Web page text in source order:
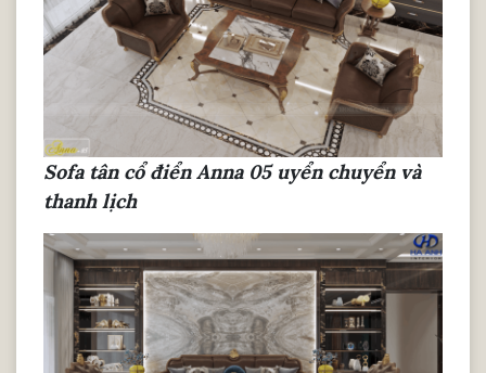
Sofa tân cổ điển Anna 05 uyển chuyển và
thanh lịch